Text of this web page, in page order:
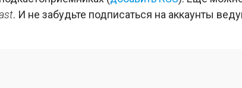
. И не забудьте подписаться на аккаунты